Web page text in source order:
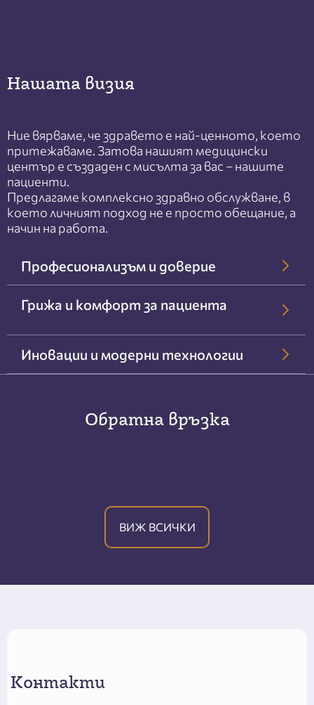
Нашата визия
Ние вярваме, че здравето е най-ценното, което
притежаваме. Затова нашият медицински
център е създаден с мисълта за вас – нашите
пациенти.
Предлагаме комплексно здравно обслужване, в
което личният подход не е просто обещание, а
начин на работа.
Професионализъм и доверие
Грижа и комфорт за пациента
Иновации и модерни технологии
Обратна връзка
ВИЖ ВСИЧКИ
Контакти